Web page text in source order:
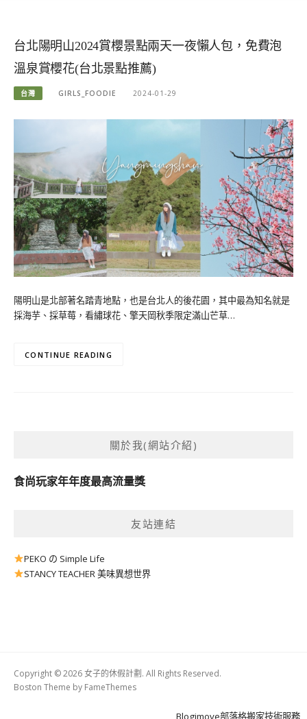
台北陽明山2024賞櫻景點兩天一夜懶人包，免費泡
溫泉賞櫻花(台北景點推薦)
台灣 GIRLS_FOODIE 2024-01-29
陽明山是北部著名踏青地點，也是台北人的後花園，其中最為知名就是
採海芋、採草莓，看繡球花、擎天岡秋季限定滿山芒草…
CONTINUE READING
關於我(網站介紹)
食尚玩家年年度最高流量獎
友站連結
PEKO の Simple Life
STANCY TEACHER 美味異想世界
Copyright © 2026 女子的休假計劃. All Rights Reserved.
Boston Theme by FameThemes
Blogimove部落格搬家技術服務